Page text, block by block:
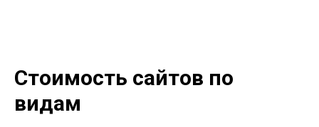
Стоимость сайтов по
видам